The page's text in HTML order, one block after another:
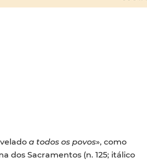
a todos os povos», como
dos Sacramentos (n. 125; itálico